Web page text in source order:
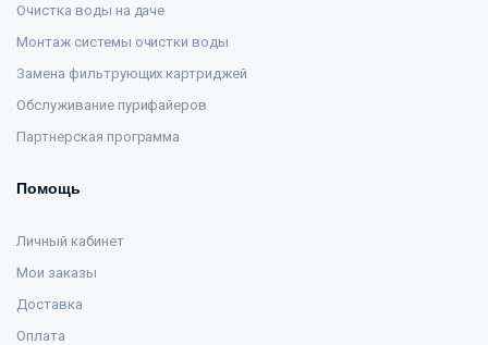
Очистка воды на даче
Монтаж системы очистки воды
Замена фильтрующих картриджей
Обслуживание пурифайеров
Партнерская программа
Помощь
Личный кабинет
Мои заказы
Доставка
Оплата